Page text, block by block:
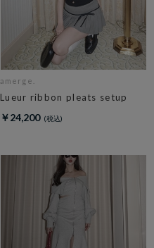
amerge.
Lueur ribbon pleats setup
￥24,200